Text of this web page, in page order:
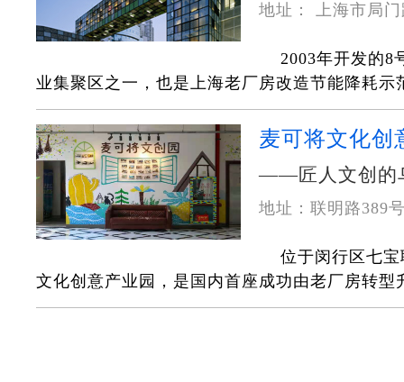
地址： 上海市局
2003年开发的8
业集聚区之一，也是上海老厂房改造节能降耗
麦可将文化创
——匠人文创的
地址：联明路389
位于闵行区七
文化创意产业园，是国内首座成功由老厂房转